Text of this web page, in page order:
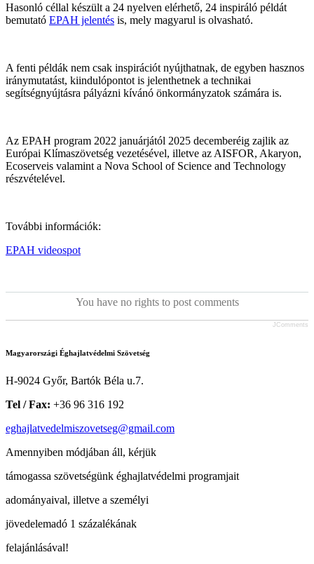
Hasonló céllal készült a 24 nyelven elérhető, 24 inspiráló példát
bemutató EPAH jelentés is, mely magyarul is olvasható.
A fenti példák nem csak inspirációt nyújthatnak, de egyben hasznos
iránymutatást, kiindulópontot is jelenthetnek a technikai
segítségnyújtásra pályázni kívánó önkormányzatok számára is.
Az EPAH program 2022 januárjától 2025 decemberéig zajlik az
Európai Klímaszövetség vezetésével, illetve az AISFOR, Akaryon,
Ecoserveis valamint a Nova School of Science and Technology
részvételével.
További információk:
EPAH videospot
You have no rights to post comments
JComments
Magyarországi Éghajlatvédelmi Szövetség
H-9024 Győr, Bartók Béla u.7.
Tel / Fax: +36 96 316 192
eghajlatvedelmiszovetseg@gmail.com
Amennyiben módjában áll, kérjük
támogassa szövetségünk éghajlatvédelmi programjait
adományaival, illetve a személyi
jövedelemadó 1 százalékának
felajánlásával!